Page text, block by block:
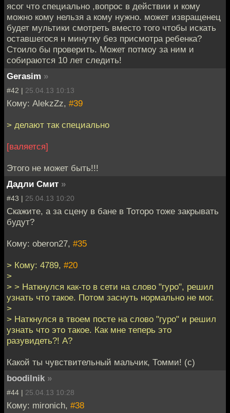
ясог что специально ,вопрос в действии и кому
можно кому нельзя а кому нужно. может извращенец
будет мультики смотреть вместо того чтобы искать
оставшегося н минутку без присмотра ребенка?
Стоило бы проверить. Может потмоу за ним и
собираются 10 лет следить!
Gerasim »
#42 | 25.04.13 10:13
Кому: AlekzZz, #39
> делают так специально
[валяется]
Этого не может быть!!!
Дадли Смит »
#43 | 25.04.13 10:20
Скажите, а за сцену в бане в Тоторо тоже закрывать
будут?
Кому: oberon27, #35
> Кому: 4789, #20
>
> > Наткнулся как-то в сети на слово "гуро", решил
узнать что такое. Потом заснуть нормально не мог.
>
> Наткнулся в твоем посте на слово "гуро" и решил
узнать что это такое. Как мне теперь это
разувидеть?! А?
Какой ты чувствительный мальчик, Томми! (с)
boodilnik »
#44 | 25.04.13 10:28
Кому: mironich, #38